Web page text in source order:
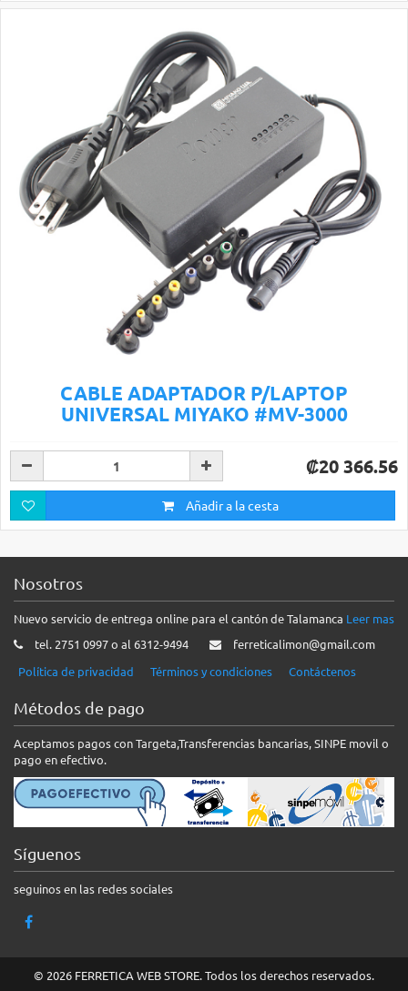
CABLE ADAPTADOR P/LAPTOP
UNIVERSAL MIYAKO #MV-3000
₡20 366.56
Añadir a la cesta
Nosotros
Nuevo servicio de entrega online para el cantón de Talamanca Leer mas
tel. 2751 0997 o al 6312-9494
ferreticalimon@gmail.com
Política de privacidad
Términos y condiciones Contáctenos
Métodos de pago
Aceptamos pagos con Targeta,Transferencias bancarias, SINPE movil o
pago en efectivo.
Síguenos
seguinos en las redes sociales
© 2026 FERRETICA WEB STORE. Todos los derechos reservados.